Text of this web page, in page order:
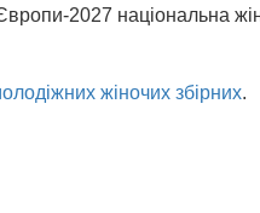
2027 національна
жіночих збірних.